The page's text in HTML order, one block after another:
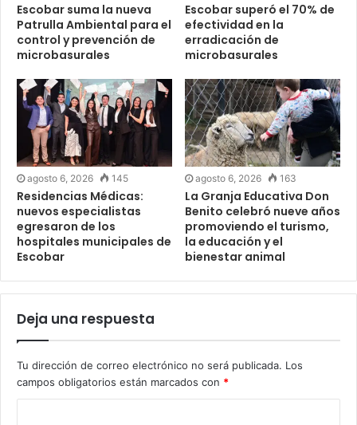
Escobar suma la nueva
Patrulla Ambiental para el
control y prevención de
microbasurales
Escobar superó el 70% de
efectividad en la
erradicación de
microbasurales
agosto 6, 2026 145
Residencias Médicas:
nuevos especialistas
egresaron de los
hospitales municipales de
Escobar
agosto 6, 2026 163
La Granja Educativa Don
Benito celebró nueve años
promoviendo el turismo,
la educación y el
bienestar animal
Deja una respuesta
Tu dirección de correo electrónico no será publicada. Los
campos obligatorios están marcados con *